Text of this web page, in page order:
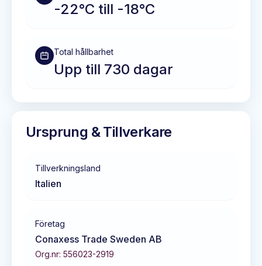
-22°C till -18°C
Total hållbarhet
Upp till 730 dagar
Ursprung & Tillverkare
Tillverkningsland
Italien
Företag
Conaxess Trade Sweden AB
Org.nr: 556023-2919